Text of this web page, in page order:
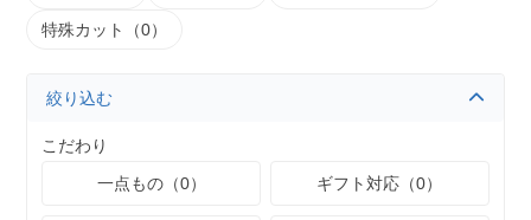
特殊カット（0）
絞り込む
こだわり
一点もの（0）
ギフト対応（0）